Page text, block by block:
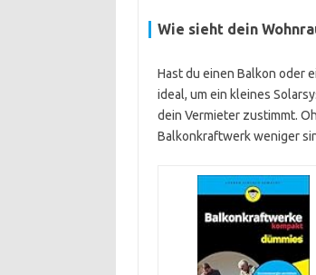
Wie sieht dein
Hast du einen Balkon oder
ideal, um ein kleines
dein Vermieter zustimmt.
Balkonkraftwerk weniger